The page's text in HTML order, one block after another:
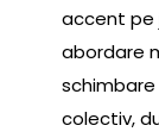
accent pe
abordare
colectiv,